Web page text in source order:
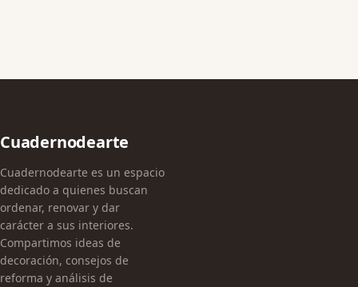
Cuadernodearte
Cuadernodearte es un espacio
dedicado a quienes buscan
ordenar, renovar y dar
carácter a sus interiores.
Compartimos ideas de
decoración, consejos de
reforma y análisis de